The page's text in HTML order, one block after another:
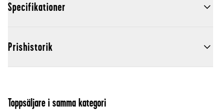
Specifikationer
Prishistorik
Toppsäljare i samma kategori